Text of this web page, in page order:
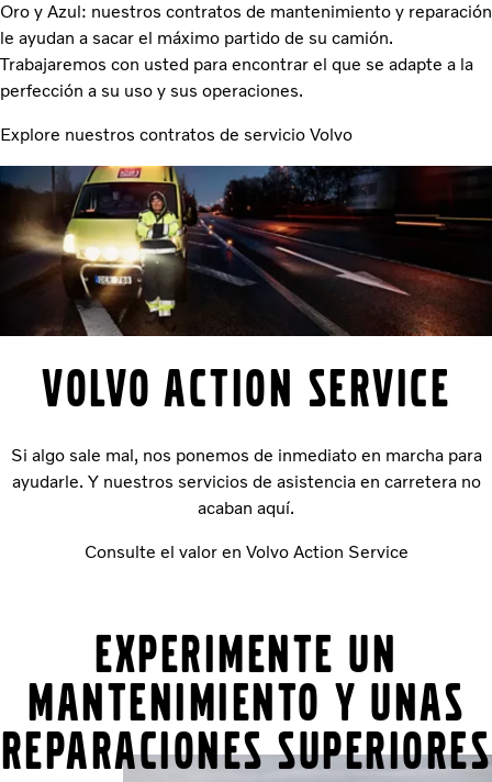
Oro y Azul: nuestros contratos de mantenimiento y reparación
le ayudan a sacar el máximo partido de su camión.
Trabajaremos con usted para encontrar el que se adapte a la
perfección a su uso y sus operaciones.
Explore nuestros contratos de servicio Volvo
VOLVO ACTION SERVICE
Si algo sale mal, nos ponemos de inmediato en marcha para
ayudarle. Y nuestros servicios de asistencia en carretera no
acaban aquí.
Consulte el valor en Volvo Action Service
Experimente un
mantenimiento y unas
reparaciones superiores